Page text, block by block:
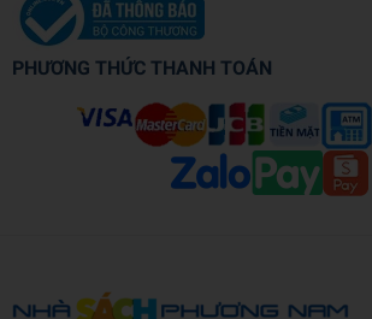
PHƯƠNG THỨC THANH TOÁN